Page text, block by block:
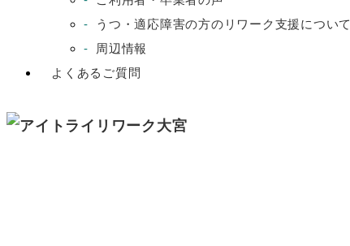
うつ・適応障害の方のリワーク支援について
周辺情報
よくあるご質問